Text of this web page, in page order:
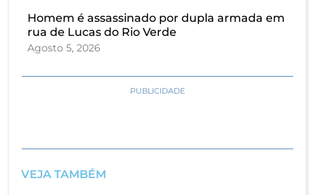
Homem é assassinado por dupla armada em
rua de Lucas do Rio Verde
Agosto 5, 2026
PUBLICIDADE
VEJA TAMBÉM